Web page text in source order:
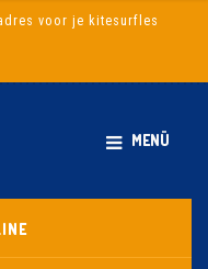
voor je kitesurfles
MENÜ